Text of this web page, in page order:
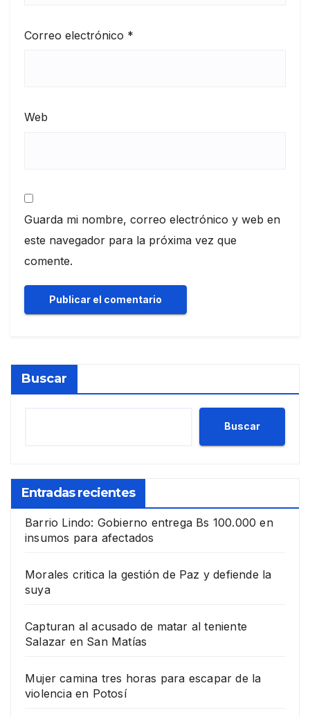
Correo electrónico *
Web
Guarda mi nombre, correo electrónico y web en
este navegador para la próxima vez que
comente.
Buscar
Buscar
Entradas recientes
Barrio Lindo: Gobierno entrega Bs 100.000 en
insumos para afectados
Morales critica la gestión de Paz y defiende la
suya
Capturan al acusado de matar al teniente
Salazar en San Matías
Mujer camina tres horas para escapar de la
violencia en Potosí